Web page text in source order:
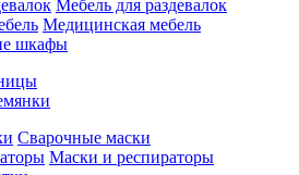
Мебель для раздевалок
Медицинская мебель
шкафы
Сварочные маски
Маски и респираторы